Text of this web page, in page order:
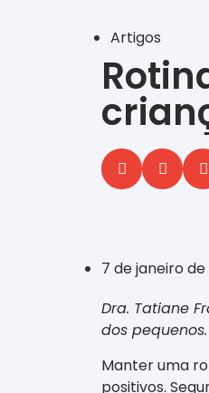
Artigos
7 de janeiro de
Dra. Tatiane
dos pequenos.
Manter uma
positivos.